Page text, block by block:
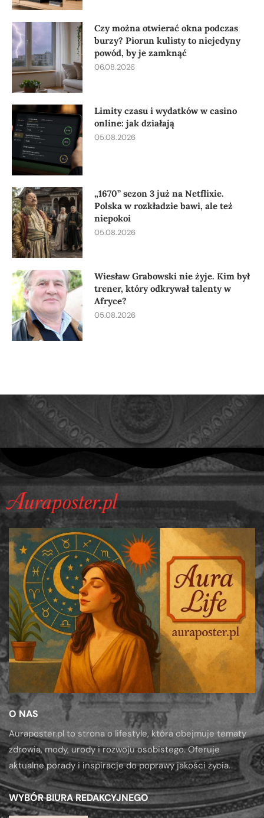
Czy można otwierać okna podczas
burzy? Piorun kulisty to niejedyny
powód, by je zamknąć
06.08.2026
Limity czasu i wydatków w casino
online: jak działają
05.08.2026
„1670” sezon 3 już na Netflixie.
Polska w rozkładzie bawi, ale też
niepokoi
05.08.2026
Wiesław Grabowski nie żyje. Kim był
trener, który odkrywał talenty w
Afryce?
05.08.2026
O NAS
Auraposter.pl to strona o lifestyle, która obejmuje tematy
zdrowia, mody, urody i rozwoju osobistego. Oferuje
aktualne porady i inspiracje do poprawy jakości życia.
WYBÓR BIURA REDAKCYJNEGO